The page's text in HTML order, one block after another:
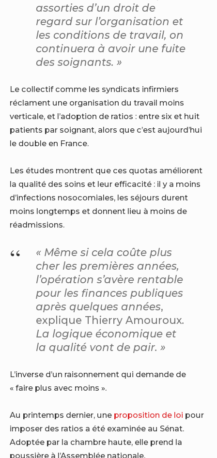
assorties d’un droit de
regard sur l’organisation et
les conditions de travail, on
continuera à avoir une fuite
des soignants. »
Le collectif comme les syndicats infirmiers
réclament une organisation du travail moins
verticale, et l’adoption de ratios : entre six et huit
patients par soignant, alors que c’est aujourd’hui
le double en France.
Les études montrent que ces quotas améliorent
la qualité des soins et leur efficacité : il y a moins
d’infections nosocomiales, les séjours durent
moins longtemps et donnent lieu à moins de
réadmissions.
« Même si cela coûte plus
cher les premières années,
l’opération s’avère rentable
pour les finances publiques
après quelques années,
explique Thierry Amouroux.
La logique économique et
la qualité vont de pair. »
L’inverse d’un raisonnement qui demande de
« faire plus avec moins ».
Au printemps dernier, une proposition de loi pour
imposer des ratios a été examinée au Sénat.
Adoptée par la chambre haute, elle prend la
poussière à l’Assemblée nationale.